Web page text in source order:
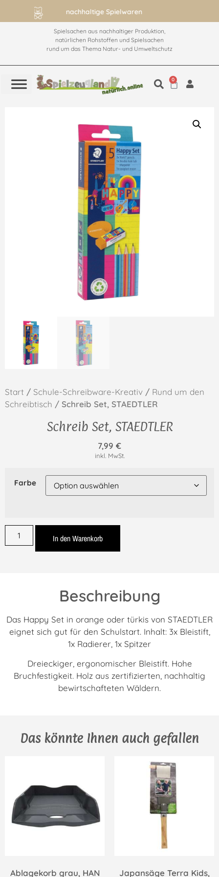
ab 60€ versandkostenfrei
Spielsachen aus nachhaltiger Produktion,
natürlichen Rohstoffen und Spielsachen
rund um das Thema Natur- und Umweltschutz
0
Start / Schule-Schreibware-Kreativ / Rund um den
Schreibtisch / Schreib Set, STAEDTLER
Schreib Set, STAEDTLER
7,99 €
inkl. MwSt.
Farbe
In den Warenkorb
Beschreibung
Das Happy Set in orange oder türkis von STAEDTLER
eignet sich gut für den Schulstart. Inhalt: 3x Bleistift,
1x Radierer, 1x Spitzer
Dreieckiger, ergonomischer Bleistift. Hohe
Bruchfestigkeit. Holz aus zertifizierten, nachhaltig
bewirtschafteten Wäldern.
Das könnte Ihnen auch gefallen
Ablagekorb grau, HAN Japansäge Terra Kids,